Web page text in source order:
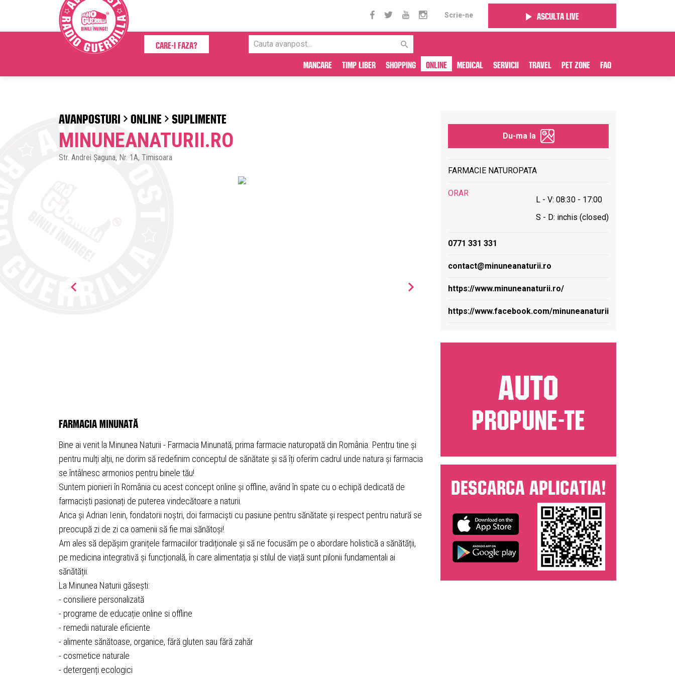
Scrie-ne Asculta live
Care-i faza?
Mancare Timp liber Shopping Online Medical Servicii Travel Pet Zone FAQ
AVANPOSTURI ONLINE SUPLIMENTE
MINUNEANATURII.RO
Str. Andrei Șaguna, Nr. 1A, Timisoara
farmacia minunată
Bine ai venit la Minunea Naturii - Farmacia Minunată, prima farmacie naturopată din România. Pentru tine și
pentru mulți alții, ne dorim să redefinim conceptul de sănătate și să îți oferim cadrul unde natura și farmacia
se întâlnesc armonios pentru binele tău!
Suntem pionieri în România cu acest concept online și offline, având în spate cu o echipă dedicată de
farmaciști pasionați de puterea vindecătoare a naturii.
Anca și Adrian Ienin, fondatorii noștri, doi farmaciști cu pasiune pentru sănătate și respect pentru natură se
preocupă zi de zi ca oamenii să fie mai sănătoși!
Am ales să depășim granițele farmaciilor tradiționale și să ne focusăm pe o abordare holistică a sănătății,
pe medicina integrativă și funcțională, în care alimentația și stilul de viață sunt pilonii fundamentali ai
sănătății.
La Minunea Naturii găsești:
- consiliere personalizată
- programe de educație online si offline
- remedii naturale eficiente
- alimente sănătoase, organice, fără gluten sau fără zahăr
- cosmetice naturale
- detergenți ecologici
Du-ma la
FARMACIE NATUROPATA
ORAR
L - V: 08:30 - 17:00
S - D: inchis (closed)
0771 331 331
contact@minuneanaturii.ro
https://www.minuneanaturii.ro/
https://www.facebook.com/minuneanaturii
AUTO
PROPUNE-TE
Descarca aplicatia!